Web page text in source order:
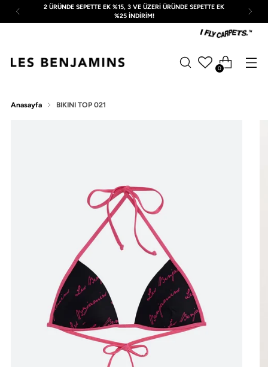
2 ÜRÜNDE SEPETTE EK %15, 3 VE ÜZERİ ÜRÜNDE SEPETTE EK
%25 İNDİRİM!
0
Anasayfa BIKINI TOP 021